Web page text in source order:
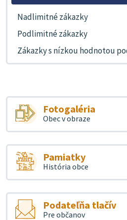
Nadlimitné zákazky
Podlimitné zákazky
Zákazky s nízkou hodnotou
Fotogaléria
Obec v obraze
Pamiatky
História obce
Podateľňa tlačív
Pre občanov